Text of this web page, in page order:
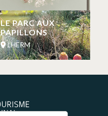
LE PARC AUX
PAPILLONS
LHERM